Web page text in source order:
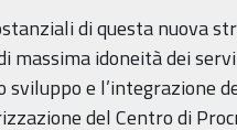
di questa nuova
massima idoneità dei
sviluppo e l’integrazione
del Centro di